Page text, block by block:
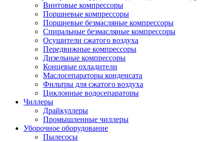
Винтовые компрессоры
Поршневые компрессоры
Поршневые безмасляные компрессоры
Спиральные безмасляные компрессоры
Осушители сжатого воздуха
Передвижные компрессоры
Дизельные компрессоры
Концевые охладители
Маслосепараторы конденсата
Фильтры для сжатого воздуха
Циклонные водосепараторы
Чиллеры
Драйкуллеры
Промышленные чиллеры
Уборочное оборудование
Пылесосы